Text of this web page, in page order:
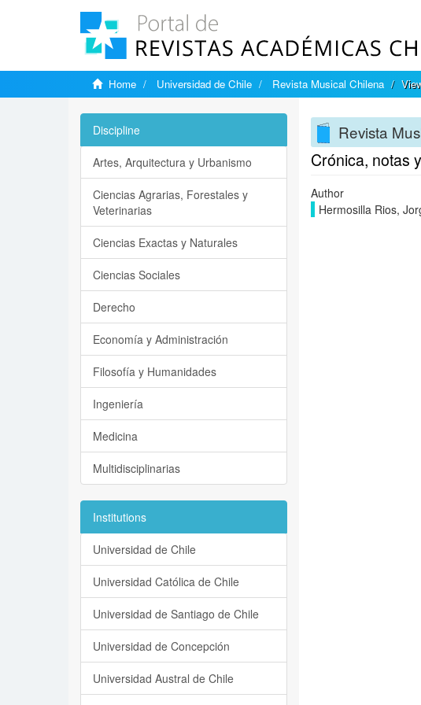
Home Universidad de Chile Revista Musical Chilena
Revista
Crónica, notas
Author
Hermosilla Rios,
Discipline
Artes, Arquitectura y Urbanismo
Ciencias Agrarias, Forestales y
Veterinarias
Ciencias Exactas y Naturales
Ciencias Sociales
Derecho
Economía y Administración
Filosofía y Humanidades
Ingeniería
Medicina
Multidisciplinarias
Institutions
Universidad de Chile
Universidad Católica de Chile
Universidad de Santiago de Chile
Universidad de Concepción
Universidad Austral de Chile